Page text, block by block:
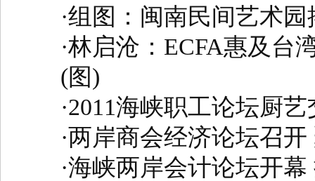
·组图：闽南民间艺术
·林启沧：ECFA惠及台
(图)
·2011海峡职工论坛厨
·两岸商会经济论坛召
·海峡两岸会计论坛开